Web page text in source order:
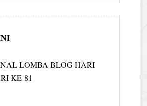
LOMBA BLOG HARI
KE-81